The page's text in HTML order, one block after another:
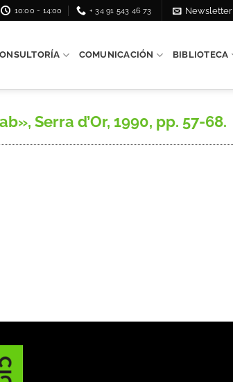
10:00 - 14:00 + 34 91 543 46 73 Newsletter
COMUNICACIÓN BIBLIOTECA
Serra d’Or, 1990, pp. 57-68.